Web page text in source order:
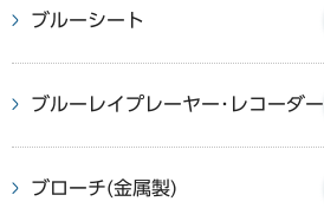
ブルーシート
ブルーレイプレーヤー･レコーダー
ブローチ(金属製)